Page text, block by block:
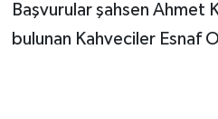
Başvurular şahsen Ahmet
bulunan Kahveciler Esnaf
Ülke